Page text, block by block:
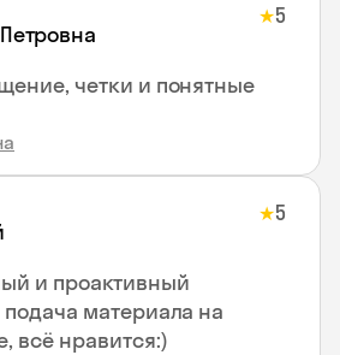
★5
четки и понятные
★5
и проактивный
подача материала на
всё нравится:)